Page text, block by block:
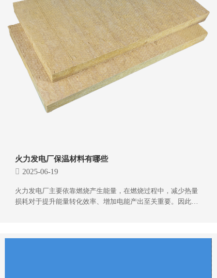
火力发电厂保温材料有哪些
2025-06-19
火力发电厂主要依靠燃烧产生能量，在燃烧过程中，减少热量
损耗对于提升能量转化效率、增加电能产出至关重要。因此，